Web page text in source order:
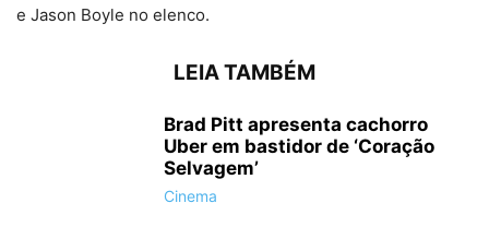
e Jason Boyle no elenco.
LEIA TAMBÉM
Brad Pitt apresenta cachorro
Uber em bastidor de ‘Coração
Selvagem’
Cinema